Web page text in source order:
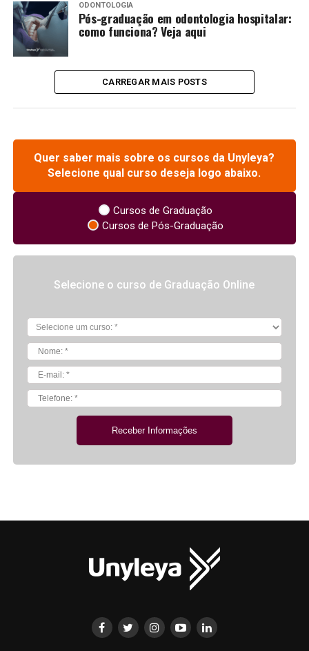
ODONTOLOGIA
Pós-graduação em odontologia hospitalar:
como funciona? Veja aqui
CARREGAR MAIS POSTS
Quer saber mais sobre os cursos da Unyleya?
Selecione qual curso deseja logo abaixo.
Cursos de Graduação
Cursos de Pós-Graduação
Selecione o curso de Graduação Online
Receber Informações